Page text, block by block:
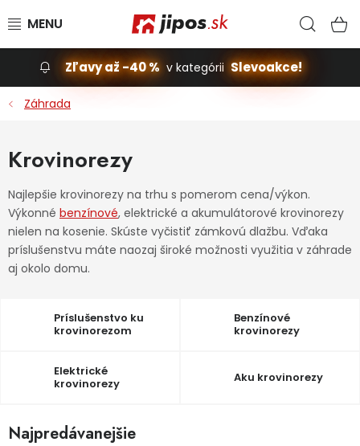
Slevoakce
Záhrada
Príslušenstvo pre automobily
Ochranné pracovné pomôcky
Vianoce
Zľavy až -40 % v kategórii Slevoakce!
Záhrada
Krovinorezy
Najlepšie krovinorezy na trhu s pomerom cena/výkon.
Výkonné benzínové, elektrické a akumulátorové krovinorezy
nielen na kosenie. Skúste vyčistiť zámkovú dlažbu. Vďaka
príslušenstvu máte naozaj široké možnosti využitia v záhrade
aj okolo domu.
Príslušenstvo ku
krovinorezom
Benzínové
krovinorezy
Elektrické
krovinorezy
Aku krovinorezy
Najpredávanejšie